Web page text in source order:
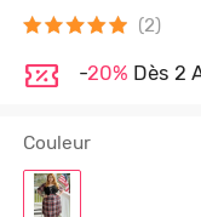
(2)
-20% Dès 2
Couleur